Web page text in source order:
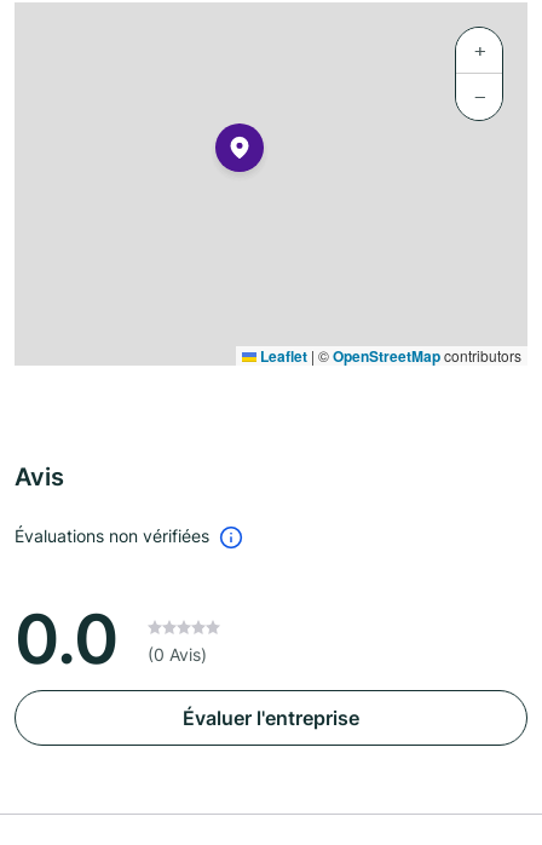
+
−
Leaflet | ©OpenStreetMapcontributors
Avis
Évaluations non vérifiées
0.0 (0 Avis)
Évaluer l'entreprise